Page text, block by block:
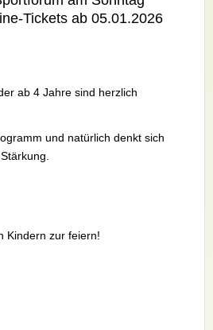
Tickets ab 05.01.2026
ab 4 Jahre sind herzlich
und natürlich denkt sich
Kindern zur feiern!